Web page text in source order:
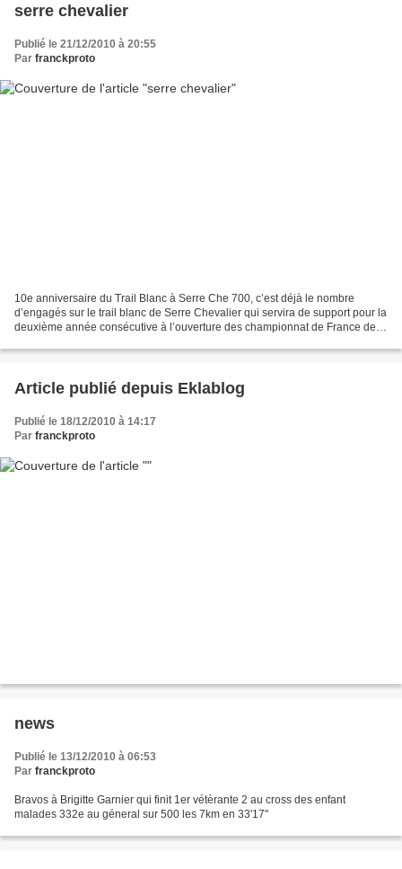
serre chevalier
Publié le 21/12/2010 à 20:55
Par franckproto
10e anniversaire du Trail Blanc à Serre Che 700, c’est déjà le nombre
d’engagés sur le trail blanc de Serre Chevalier qui servira de support pour la
deuxième année consécutive à l’ouverture des championnat de France de
Article publié depuis Eklablog
Publié le 18/12/2010 à 14:17
Par franckproto
news
Publié le 13/12/2010 à 06:53
Par franckproto
Bravos à Brigitte Garnier qui finit 1er vétèrante 2 au cross des enfant
malades 332e au géneral sur 500 les 7km en 33'17"